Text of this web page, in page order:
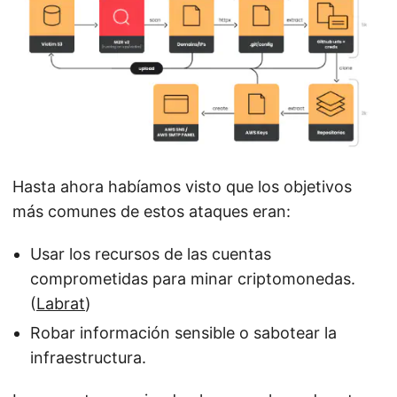
Hasta ahora habíamos visto que los objetivos
más comunes de estos ataques eran:
Usar los recursos de las cuentas
comprometidas para minar criptomonedas.
(Labrat)
Robar información sensible o sabotear la
infraestructura.